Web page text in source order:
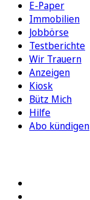
E-Paper
Immobilien
Jobbörse
Testberichte
Wir Trauern
Anzeigen
Kiosk
Bütz Mich
Hilfe
Abo kündigen